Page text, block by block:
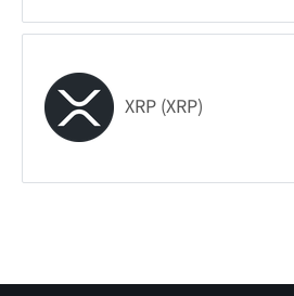
XRP (XRP)